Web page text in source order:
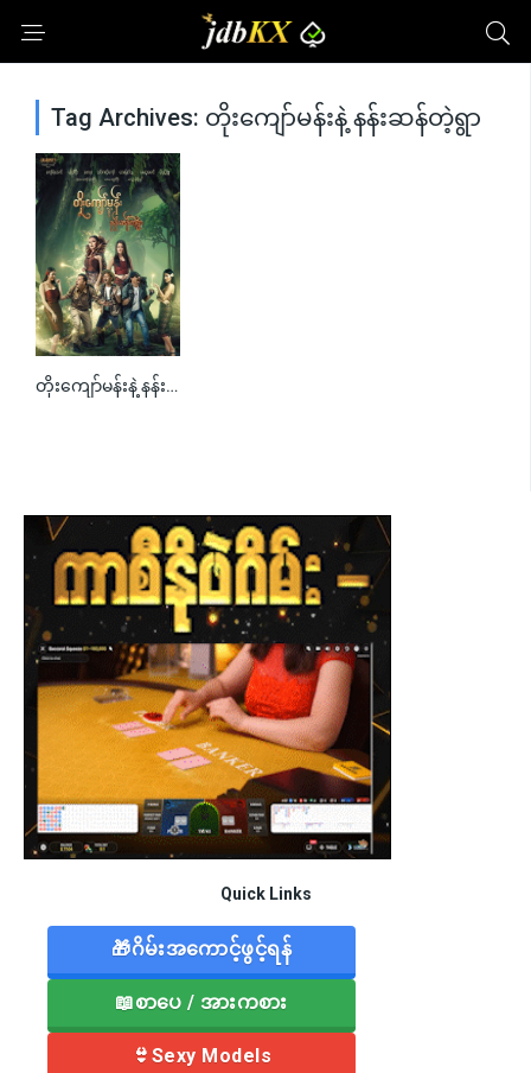
Tag Archives: တိုးကျော်မန်းနဲ့ နန်းဆန်တဲ့ရွာ
0တိုးကျော်မန်းနဲ့ နန်းဆန်တဲ့ရွာ
Quick Links
🎁ဂိမ်းအကောင့်ဖွင့်ရန်
📖စာပေ / အားကစား
👙Sexy Models